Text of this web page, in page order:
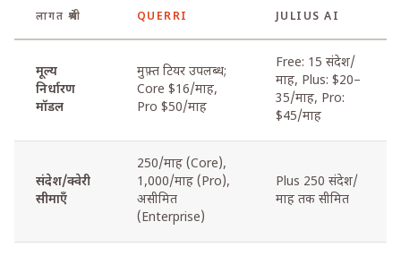
लागत श्रेणी QUERRI JULIUS AI
मूल्य
निर्धारण
मॉडल
मुफ़्त टियर उपलब्ध;
Core $16/माह,
Pro $50/माह
Free: 15 संदेश/
माह, Plus: $20–
35/माह, Pro:
$45/माह
संदेश/क्वेरी
सीमाएँ
250/माह (Core),
1,000/माह (Pro),
असीमित
(Enterprise)
Plus 250 संदेश/
माह तक सीमित